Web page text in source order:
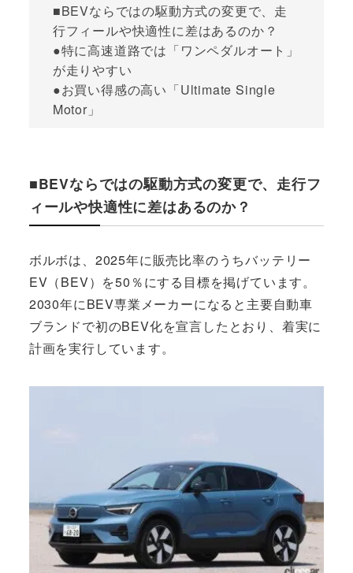
■BEVならではの駆動方式の変更で、走
行フィールや快適性に差はあるのか？
●特に高速道路では「ワンペダルオート」
が走りやすい
●お買い得感の高い「Ultimate Single
Motor」
■BEVならではの駆動方式の変更で、走行フ
ィールや快適性に差はあるのか？
ボルボは、2025年に販売比率のうちバッテリー
EV（BEV）を50％にする目標を掲げています。
2030年にBEV専業メーカーになると主要自動車
ブランドで初のBEV化を宣言したとおり、着実に
計画を実行しています。